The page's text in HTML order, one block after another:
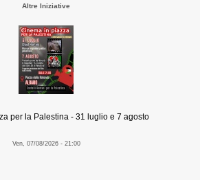
Altre Iniziative
per la Palestina - 31 luglio e 7 agosto
Ven, 07/08/2026 - 21:00